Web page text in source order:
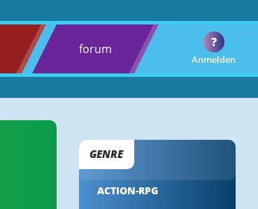
forum
Anmelden
?
GENRE
ACTION-RPG